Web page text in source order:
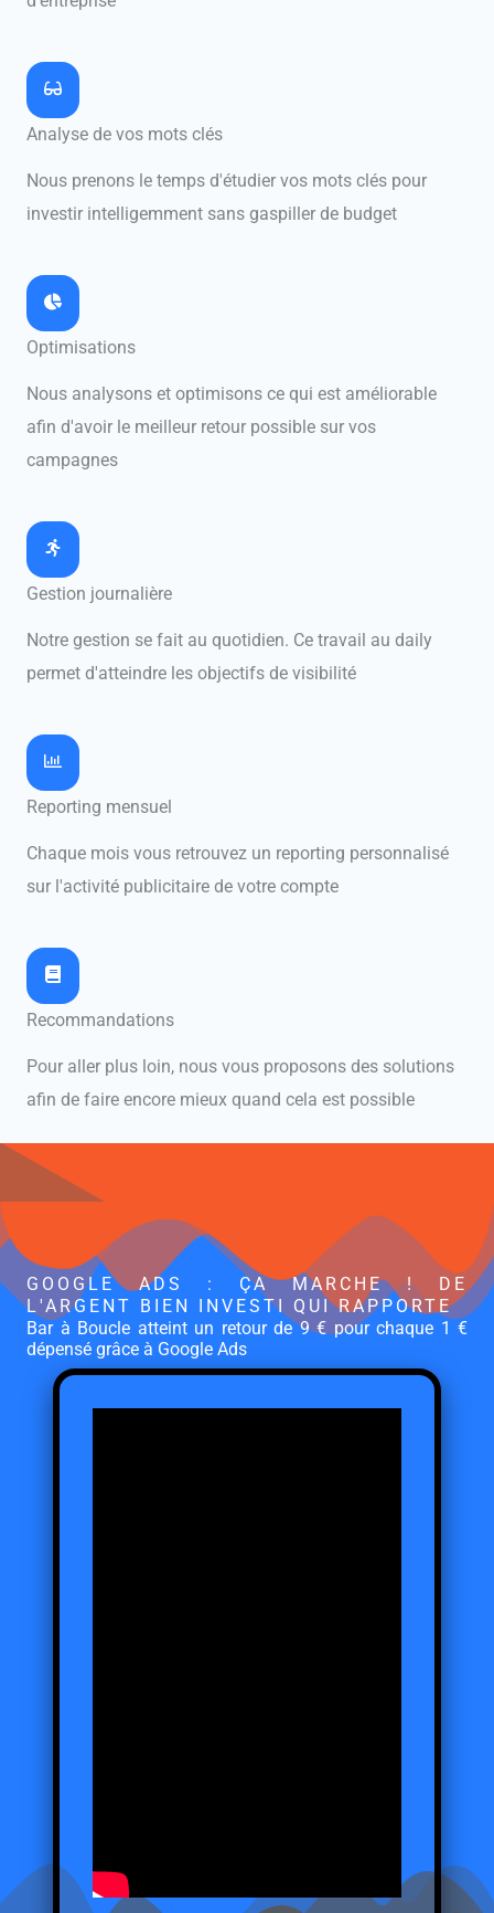
Analyse de vos mots clés
Nous prenons le temps d'étudier vos mots clés pour
investir intelligemment sans gaspiller de budget
Optimisations
Nous analysons et optimisons ce qui est améliorable
afin d'avoir le meilleur retour possible sur vos
campagnes
Gestion journalière
Notre gestion se fait au quotidien. Ce travail au daily
permet d'atteindre les objectifs de visibilité
Reporting mensuel
Chaque mois vous retrouvez un reporting personnalisé
sur l'activité publicitaire de votre compte
Recommandations
Pour aller plus loin, nous vous proposons des solutions
afin de faire encore mieux quand cela est possible
GOOGLE ADS : ÇA MARCHE ! DE
L'ARGENT BIEN INVESTI QUI RAPPORTE
Bar à Boucle atteint un retour de 9 € pour chaque 1 €
dépensé grâce à Google Ads